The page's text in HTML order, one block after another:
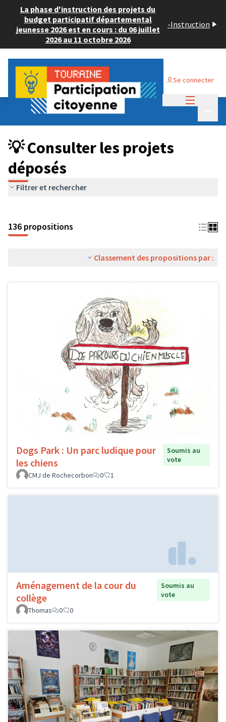
La phase d'instruction des projets du
budget participatif départemental
jeunesse 2026 est en cours : du 06 juillet
2026 au 11 octobre 2026
-Instruction
Se connecter
Budget Participatif JEUNESSE 2024
💡 Consulter les projets déposés
💡 Consulter les projets
déposés
Filtrer et rechercher
136 propositions
Classement des propositions par :
Dogs Park : Un parc ludique pour
les chiens
Soumis au
vote
CMJ de Rochecorbon
0 1
Aménagement de la cour du
collège
Soumis au
vote
Thomas
0 0